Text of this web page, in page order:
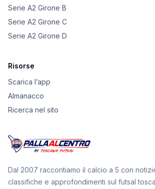
Serie A2 Girone B
Serie A2 Girone C
Serie A2 Girone D
Risorse
Scarica l’app
Almanacco
Ricerca nel sito
Dal 2007 raccontiamo il calcio a 5 con
classifiche e approfondimenti sul futsal